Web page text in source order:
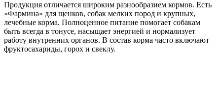
Продукция отличается широким разнообразием кормов. Есть
«Фармина» для щенков, собак мелких пород и крупных,
лечебные корма. Полноценное питание помогает собакам
быть всегда в тонусе, насыщает энергией и нормализует
работу внутренних органов. В состав корма часто включают
фруктосахариды, горох и свеклу.